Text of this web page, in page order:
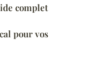
complet
pour vos